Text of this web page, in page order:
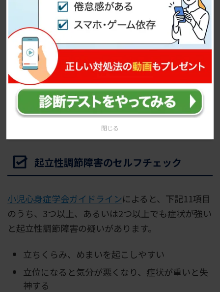
閉じる
てしまうことは起立性調節障害の症状としてよく知
られており、どの年代にも見られます。
大人の起立性調節障害の詳細については、下記の記
事も参考にしてみてください。
どんな症状が出る？大人の起立性調
節障害【医師解説】
起立性調節障害のセルフチェック
小児心身症学会ガイドラインによると、下記11項目
のうち、3つ以上、あるいは2つ以上でも症状が強い
と起立性調節障害の疑いがあります。
立ちくらみ、めまいを起こしやすい
立位になると気分が悪くなり、症状が重いと失
神する